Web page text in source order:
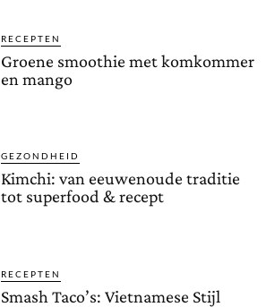
RECEPTEN
Groene smoothie met komkommer
en mango
GEZONDHEID
Kimchi: van eeuwenoude traditie
tot superfood & recept
RECEPTEN
Smash Taco’s: Vietnamese Stijl